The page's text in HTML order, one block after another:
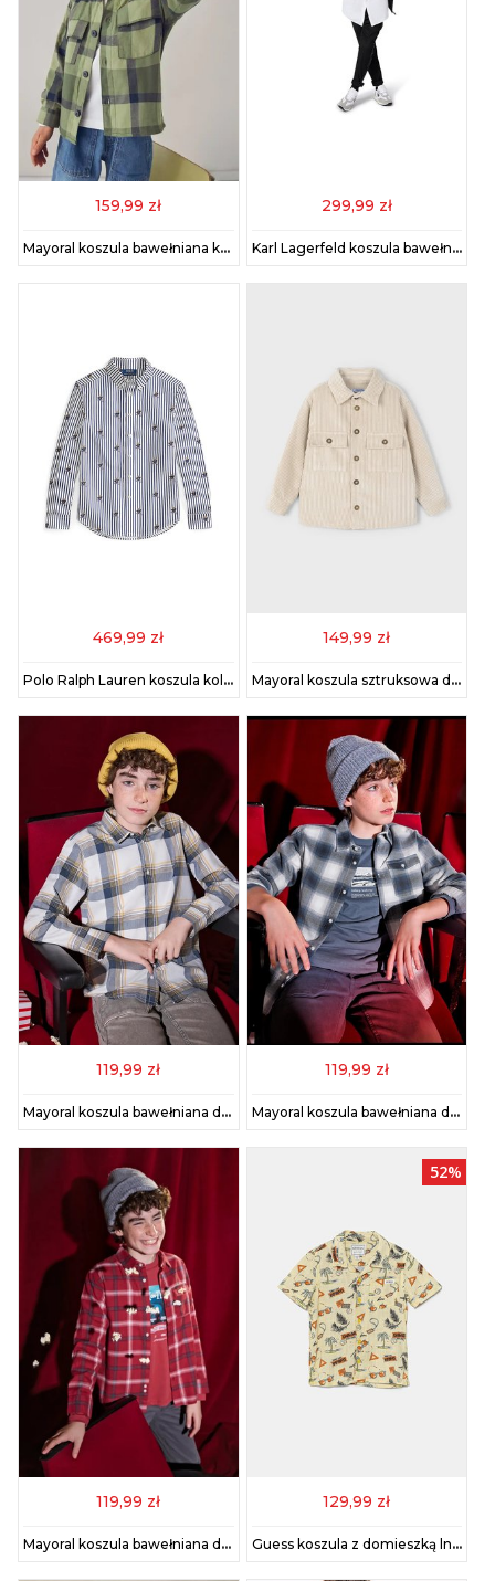
159,99 zł
Mayoral koszula bawełniana kolor zielony 4123
299,99 zł
Karl Lagerfeld koszula bawełniana dziecięca kolor biały Z30626
469,99 zł
Polo Ralph Lauren koszula kolor granatowy 323979326001
149,99 zł
Mayoral koszula sztruksowa dziecięca kolor beżowy 4124
119,99 zł
Mayoral koszula bawełniana dziecięca kolor beżowy 7107
119,99 zł
Mayoral koszula bawełniana dziecięca kolor niebieski 7108
119,99 zł
Mayoral koszula bawełniana dziecięca kolor czerwony 7108
52%
129,99 zł
Guess koszula z domieszką lnu dziecięca kolor żółty N5GH03 WFBT0